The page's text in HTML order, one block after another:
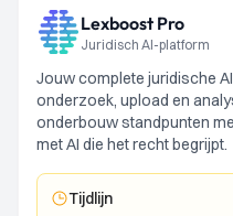
Lexboost Pro
Juridisch AI-platform
Jouw complete juridische
onderzoek, upload en
onderbouw standpunten
met AI die het recht begrijpt.
Tijdlijn